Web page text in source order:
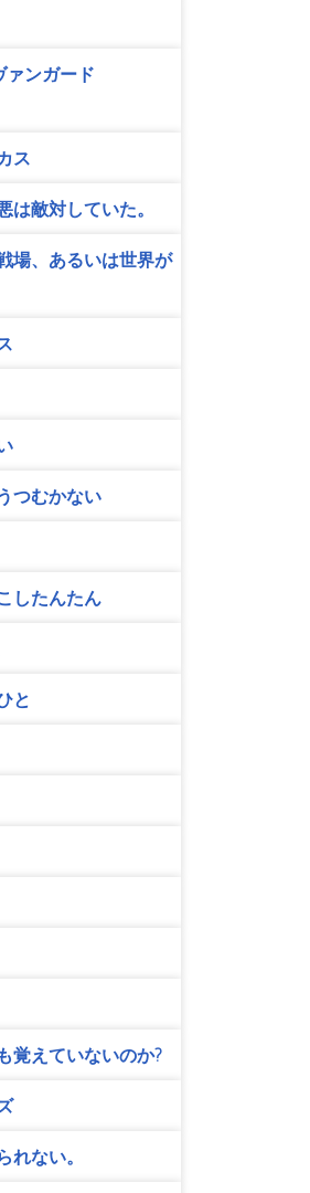
ァンガード
ス
は敵対していた。
場、あるいは世界が
つむかない
したんたん
と
覚えていないのか?
れない。